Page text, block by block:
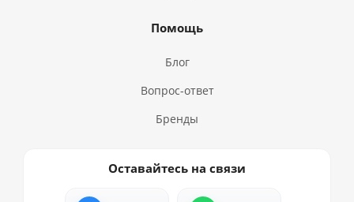
Помощь
Блог
Вопрос-ответ
Бренды
Оставайтесь на связи